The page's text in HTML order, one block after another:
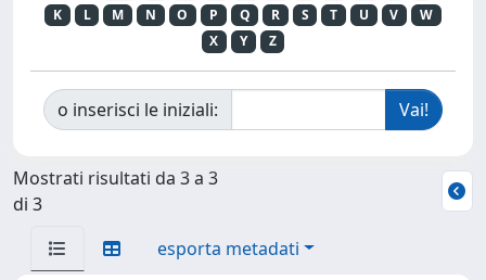
K
L M N O P Q R S T U V
W
X
Y Z
o inserisci le iniziali:
Mostrati risultati da 3 a 3
di 3
esporta metadati